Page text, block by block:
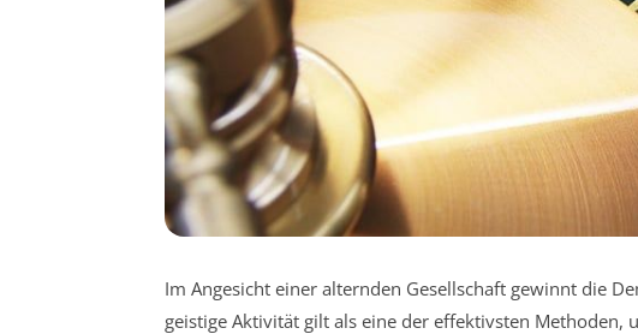
Im Angesicht einer alternden Gesellschaft gewinnt die
geistige Aktivität gilt als eine der effektivsten Methoden,